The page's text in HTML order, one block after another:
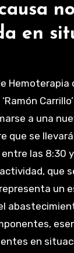
en
Hemoterapia
a una
que se
las 8:30 y
que
un
en